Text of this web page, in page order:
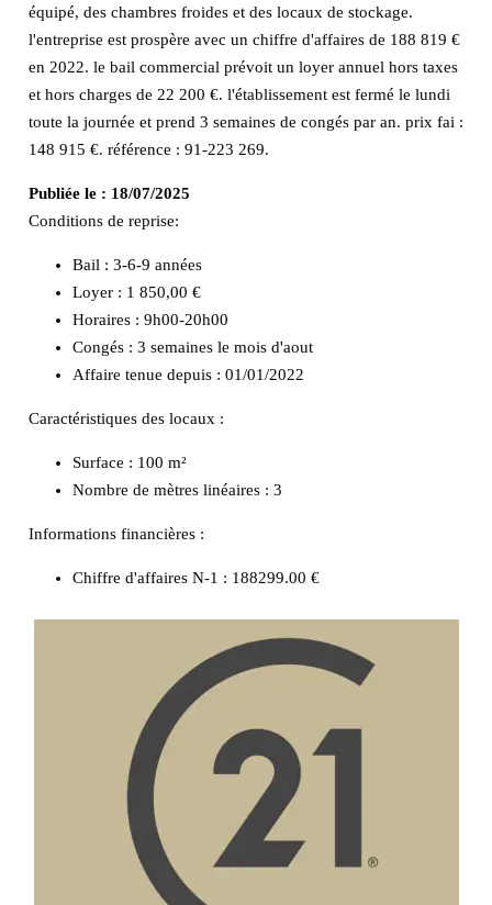
équipé, des chambres froides et des locaux de stockage.
l'entreprise est prospère avec un chiffre d'affaires de 188 819 €
en 2022. le bail commercial prévoit un loyer annuel hors taxes
et hors charges de 22 200 €. l'établissement est fermé le lundi
toute la journée et prend 3 semaines de congés par an. prix fai :
148 915 €. référence : 91-223 269.
Publiée le : 18/07/2025
Conditions de reprise:
Bail : 3-6-9 années
Loyer : 1 850,00 €
Horaires : 9h00-20h00
Congés : 3 semaines le mois d'aout
Affaire tenue depuis : 01/01/2022
Caractéristiques des locaux :
Surface : 100 m²
Nombre de mètres linéaires : 3
Informations financières :
Chiffre d'affaires N-1 : 188299.00 €